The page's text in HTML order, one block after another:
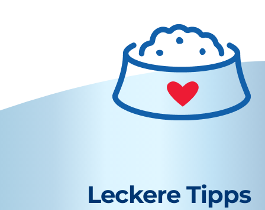
Leckere Tipps